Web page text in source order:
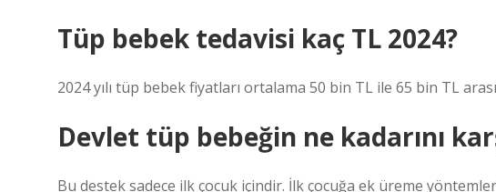
Tüp bebek tedavisi kaç TL 2024?
2024 yılı tüp bebek fiyatları ortalama 50 bin TL ile 65 bin TL
Devlet tüp bebeğin ne kadarını
Bu destek sadece ilk çocuk içindir. İlk çocuğa ek üreme